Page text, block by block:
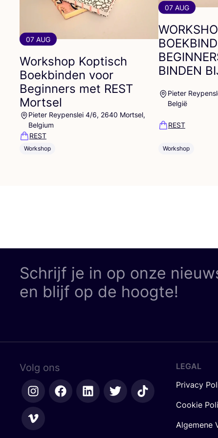
07 AUG
Workshop Koptisch
Boekbinden voor
Beginners met REST
Mortsel
Pieter Reypenslei 4/6, 2640 Mortsel,
Belgium
REST
Workshop
07 AUG
BINDEN
Pieter
België
REST
Workshop
Schrijf je in op onze
en blijf op de hoogte!
Volg ons
LEGAL
Privacy
Cookie
Algemene